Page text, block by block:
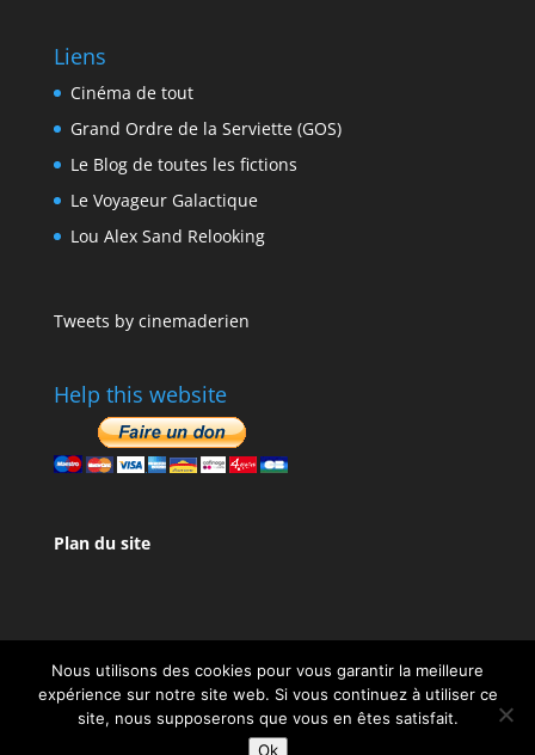
Liens
Cinéma de tout
Grand Ordre de la Serviette (GOS)
Le Blog de toutes les fictions
Le Voyageur Galactique
Lou Alex Sand Relooking
Tweets by cinemaderien
Help this website
Plan du site
Design deElegant Themes| Propulsé par
Nous utilisons des cookies pour vous garantir la meilleure
expérience sur notre site web. Si vous continuez à utiliser ce
site, nous supposerons que vous en êtes satisfait.
Ok